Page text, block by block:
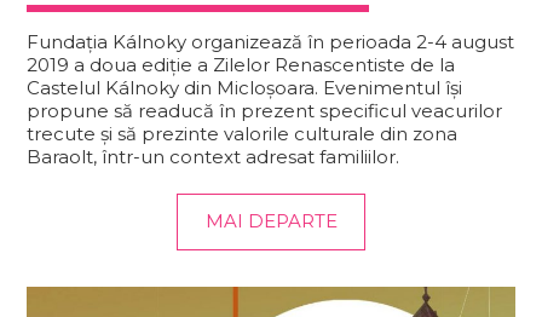
Fundația Kálnoky organizează în perioada 2-4 august
2019 a doua ediție a Zilelor Renascentiste de la
Castelul Kálnoky din Micloșoara. Evenimentul își
propune să readucă în prezent specificul veacurilor
trecute și să prezinte valorile culturale din zona
Baraolt, într-un context adresat familiilor.
MAI DEPARTE